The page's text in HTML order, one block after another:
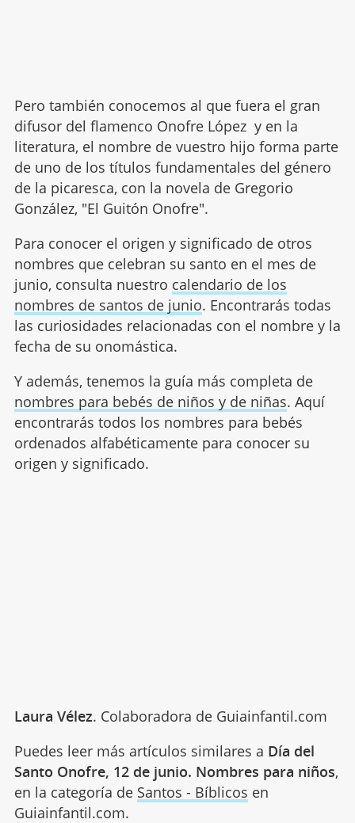
Pero también conocemos al que fuera el gran
difusor del flamenco Onofre López y en la
literatura, el nombre de vuestro hijo forma parte
de uno de los títulos fundamentales del género
de la picaresca, con la novela de Gregorio
González, "El Guitón Onofre".
Para conocer el origen y significado de otros
nombres que celebran su santo en el mes de
junio, consulta nuestro calendario de los
nombres de santos de junio. Encontrarás todas
las curiosidades relacionadas con el nombre y la
fecha de su onomástica.
Y además, tenemos la guía más completa de
nombres para bebés de niños y de niñas. Aquí
encontrarás todos los nombres para bebés
ordenados alfabéticamente para conocer su
origen y significado.
Laura Vélez. Colaboradora de Guiainfantil.com
Puedes leer más artículos similares a Día del
Santo Onofre, 12 de junio. Nombres para niños,
en la categoría de Santos - Bíblicos en
Guiainfantil.com.